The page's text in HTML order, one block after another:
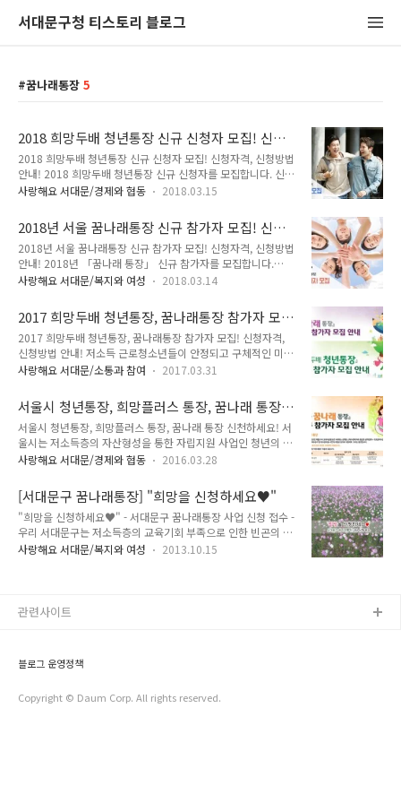
서대문구청 티스토리 블로그
꿈나래통장 5
2018 희망두배 청년통장 신규 신청자 모집! 신청
자격, 신청방법 안내!
2018 희망두배 청년통장 신규 신청자 모집! 신청자격, 신청방법
안내! 2018 희망두배 청년통장 신규 신청자를 모집합니다. 신청
시간 기억해두시고 신청해주세요~^^ 「희망두배 청년통장」이
일한 금액을 서울시 예산 및 시민의 후원금 등으로 적립 지원하
여 드리는 통장입니다. 근로장려금은 주거, 결혼, 교육, 창업 목
적의 저축액에 지원됩니다. ■ 저축 가능 금액 및 지원내용은 다
음과 같습니다. 「희망두배 청년통장」 신청자격은? ■ 다음
1~4 자격요건에 모두 해당하는 경우 신청 가능합니다. 1. 공고
15.) 현재 만 18세 이상 ~ 만 34세 이하 서울시 거주자 ※ 1..
사랑해요 서대문/경제와 협동 2018.03.15
2018년 서울 꿈나래통장 신규 참가자 모집! 신청
자격, 신청방법 안내!
2018년 서울 꿈나래통장 신규 참가자 모집! 신청자격, 신청방법
안내! 2018년 「꿈나래 통장」 신규 참가자를 모집합니다.
TONG지기와 함께 신청자격, 신청방법에 대해 자세히 알아봐
금액을 소득 수준에 따라 동일한 금액(생계, 의료급여 수급자) 또
는 1/2금액(주거, 교육급여 수급자 및 비수급자)을 서울시 예산
및 시민의 후원금 등으로 지원하여 드리는 통장입니다. ※ 매칭
지원금은 자녀 교육비 마련 목정의 저축액에 지원됩니다. ▶ 저
축 가능금액 및 지원내용은 다음과 같습니다. ※ 12만 원의 경우
나래 통장」 신청자격은? ▶ 다음 1~3 자격요건에 모두 해당하
는 경우 신청 가능합..
사랑해요 서대문/복지와 여성 2018.03.14
2017 희망두배 청년통장, 꿈나래통장 참가자 모
집! 신청자격, 신청방법 안내!
2017 희망두배 청년통장, 꿈나래통장 참가자 모집! 신청자격,
신청방법 안내! 저소득 근로청소년들이 안정되고 구체적인 미래
계획을 수립하고 자립할 수 있는 「2017년 희망두배 청년통
립을 지원하는 「2017년 꿈나래통장」 참가자를 모집합니다.
좋은기회 놓치면 안되겠죠! TONG지기와 함께 자세히 알아볼까
요~ ^^ :: 희망두배 청년통장이란? 참가자가 2년/3년 매월 근로
소득으로 저축하는 금액의 동일한 금액을 서울시가 적립지원하
는 통장 희망두배 청년통장 모집 ● 모집인원 : 서울시 총 1,000
4. 25.(목) ● 신청자격 - 공고일(2017. 3. 31.) 기준 서..
사랑해요 서대문/소통과 참여 2017.03.31
서울시 청년통장, 희망플러스 통장, 꿈나래 통장
신청하세요!
서울시 청년통장, 희망플러스 통장, 꿈나래 통장 신천하세요! 서
울시는 저소득층의 자산형성을 통한 자립지원 사업인 청년의 꿈
을 응원하는 '희망두배 청년통장' 500명, '희망플러스 통장' 200
니다. TONG지기와 함께 신청자격, 방법에 대해 알아볼까요 ~
^^ :: 서울시 청년통장, 희망플러스 통장, 꿈나래 통장 모집■ 모
집인원 : 총 1,000명(청년통장 500명, 희망플러스 200명, 꿈나
래 300명)■ 신청시간 : 2016년 3월 25일(금) ~ 4월 14일(목),
(토·일요일 제외)■ 신청자격 구 분 청년통장 희망플러스통장
사랑해요 서대문/경제와 협동 2016.03.28
[서대문구 꿈나래통장] "희망을 신청하세요♥"
"희망을 신청하세요♥" - 서대문구 꿈나래통장 사업 신청 접수 -
우리 서대문구는 저소득층의 교육기회 부족으로 인한 빈곤의 대
물림을 예방하고 자립역량을 고취하고, 희망을 드리고자 저소득
시와 자치구, 민간후원기관이 일정금액을 추가 적립해주는 통장
① 공고일(’13.10.11) 기준 서울특별시 서대문구 거주자이며,
사랑해요 서대문/복지와 여성 2013.10.15
블로그 운영정책
Copyright © Daum Corp. All rights reserved.
관련사이트